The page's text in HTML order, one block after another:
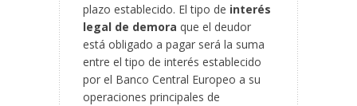
plazo establecido. El tipo de interés
legal de demora que el deudor
está obligado a pagar será la suma
entre el tipo de interés establecido
por el Banco Central Europeo a su
operaciones principales de